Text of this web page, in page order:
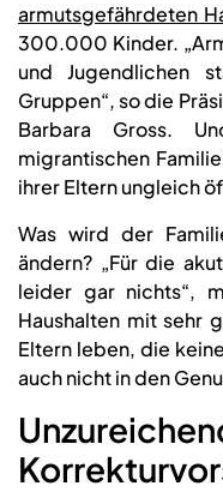
armutsgefährdeten
300.000 Kinder.
und Jugendlichen
Gruppen“, so die
Barbara Gross.
migrantischen
ihrer Eltern ungleich
Was wird der
ändern? „Für die
leider gar nichts“,
Haushalten mit sehr
Eltern leben, die
auch nicht in den